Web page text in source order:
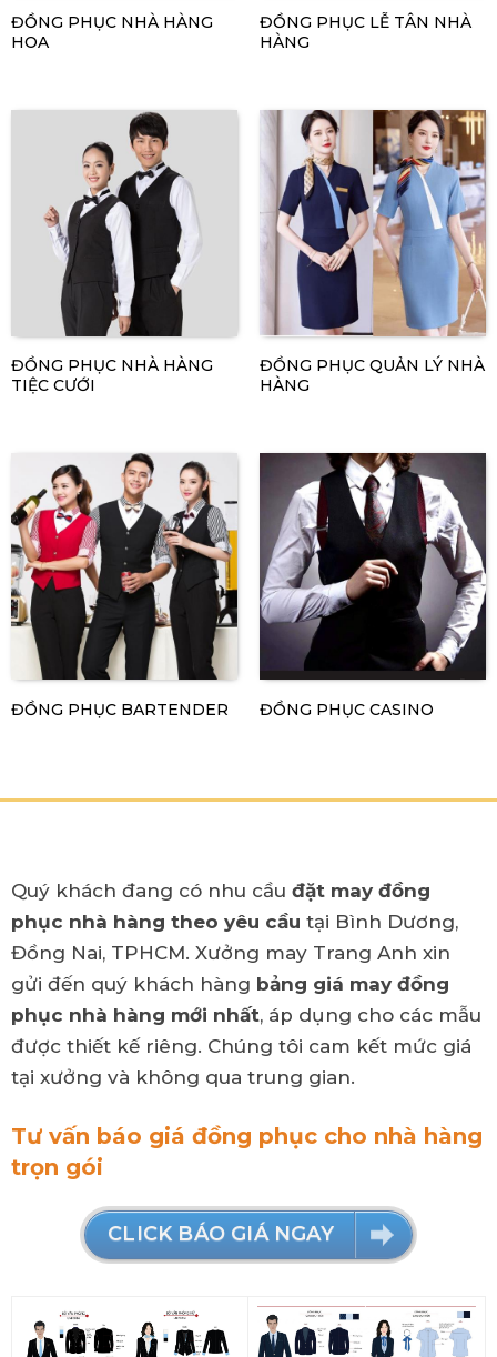
ĐỒNG PHỤC NHÀ HÀNG
HOA
ĐỒNG PHỤC LỄ TÂN NHÀ
HÀNG
ĐỒNG PHỤC NHÀ HÀNG
TIỆC CƯỚI
ĐỒNG PHỤC QUẢN LÝ NHÀ
HÀNG
ĐỒNG PHỤC BARTENDER ĐỒNG PHỤC CASINO
Quý khách đang có nhu cầu đặt may đồng
phục nhà hàng theo yêu cầu tại Bình Dương,
Đồng Nai, TPHCM. Xưởng may Trang Anh xin
gửi đến quý khách hàng bảng giá may đồng
phục nhà hàng mới nhất, áp dụng cho các mẫu
được thiết kế riêng. Chúng tôi cam kết mức giá
tại xưởng và không qua trung gian.
Tư vấn báo giá đồng phục cho nhà hàng
trọn gói
CLICK BÁO GIÁ NGAY